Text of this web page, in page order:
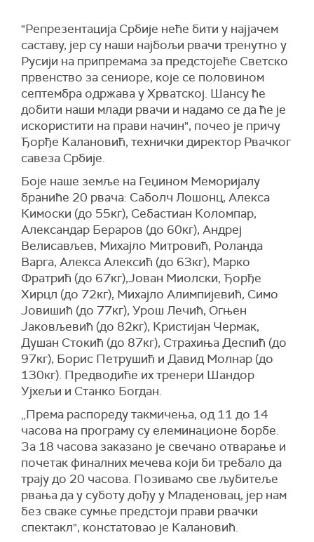
"Репрезентација Србије неће бити у најјачем
саставу, јер су наши најбољи рвачи тренутно у
Русији на припремама за предстојеће Светско
првенство за сениоре, које се половином
септембра одржава у Хрватској. Шансу ће
добити наши млади рвачи и надамо се да ће је
искористити на прави начин", почео је причу
Ђорђе Калановић, технички директор Рвачког
савеза Србије.
Боје наше земље на Геџином Меморијалу
браниће 20 рвача: Саболч Лошонц, Алекса
Кимоски (до 55кг), Себастиан Коломпар,
Александар Бераров (до 60кг), Андреј
Велисављев, Михајло Митровић, Роланда
Варга, Алекса Алексић (до 63кг), Марко
Фратрић (до 67кг),Јован Миолски, Ђорђе
Хирцл (до 72кг), Михајло Алимпијевић, Симо
Јовишић (до 77кг), Урош Лечић, Огњен
Јаковљевић (до 82кг), Кристијан Чермак,
Душан Стокић (до 87кг), Страхиња Деспић (до
97кг), Борис Петрушић и Давид Молнар (до
130кг). Предводиће их тренери Шандор
Ујхељи и Станко Богдан.
„Према распореду такмичења, од 11 до 14
часова на програму су елеминационе борбе.
За 18 часова заказано је свечано отварање и
почетак финалних мечева који би требало да
трају до 20 часова. Позивамо све љубитеље
рвања да у суботу дођу у Младеновац, јер нам
без сваке сумње предстоји прави рвачки
спектакл", констатовао је Калановић.